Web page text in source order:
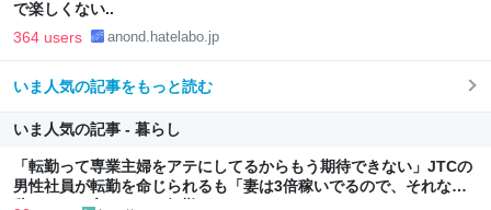
で楽しくない..
364 users anond.hatelabo.jp
いま人気の記事をもっと読む
いま人気の記事 - 暮らし
「転勤って専業主婦をアテにしてるからもう期待できない」JTCの
男性社員が転勤を命じられるも「妻は3倍稼いでるので、それなら
辞める」と言ったら、転勤がなくなった